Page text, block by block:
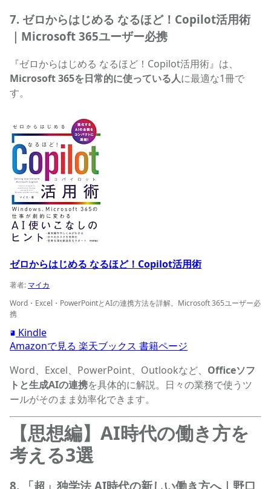
7. ゼロからはじめる なるほど！Copilot活用術
｜Microsoft 365ユーザー必携
『ゼロからはじめる なるほど！Copilot活用術』は、
Microsoft 365を日常的に使っている人に最適な1冊で
す。
ゼロからはじめる なるほど！Copilot活用術の商品ページへ
ゼロからはじめる なるほど！Copilot活用術
著者: マイカ
Word・Excel・PowerPointとAIの連携方法を詳解。Microsoft 365ユーザー必
携
Kindle
Amazonで見る 楽天ブックス 書籍ページ
Word、Excel、PowerPoint、Outlookなど、 Officeソフ
トと生成AIの連携を具体的に解説。日々の業務で使うツ
ールがそのまま効率化できます。
【思想編】AI時代の働き方を
考える3選
8. 「超」独学法 AI時代の新しい働き方へ｜野口